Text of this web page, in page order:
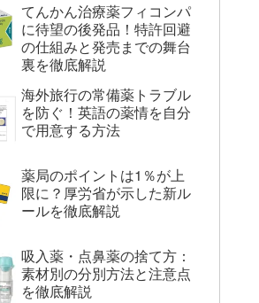
てんかん治療薬フィコンパ
に待望の後発品！特許回避
の仕組みと発売までの舞台
裏を徹底解説
海外旅行の常備薬トラブル
を防ぐ！英語の薬情を自分
で用意する方法
薬局のポイントは1％が上
限に？厚労省が示した新ル
ールを徹底解説
吸入薬・点鼻薬の捨て方：
素材別の分別方法と注意点
を徹底解説